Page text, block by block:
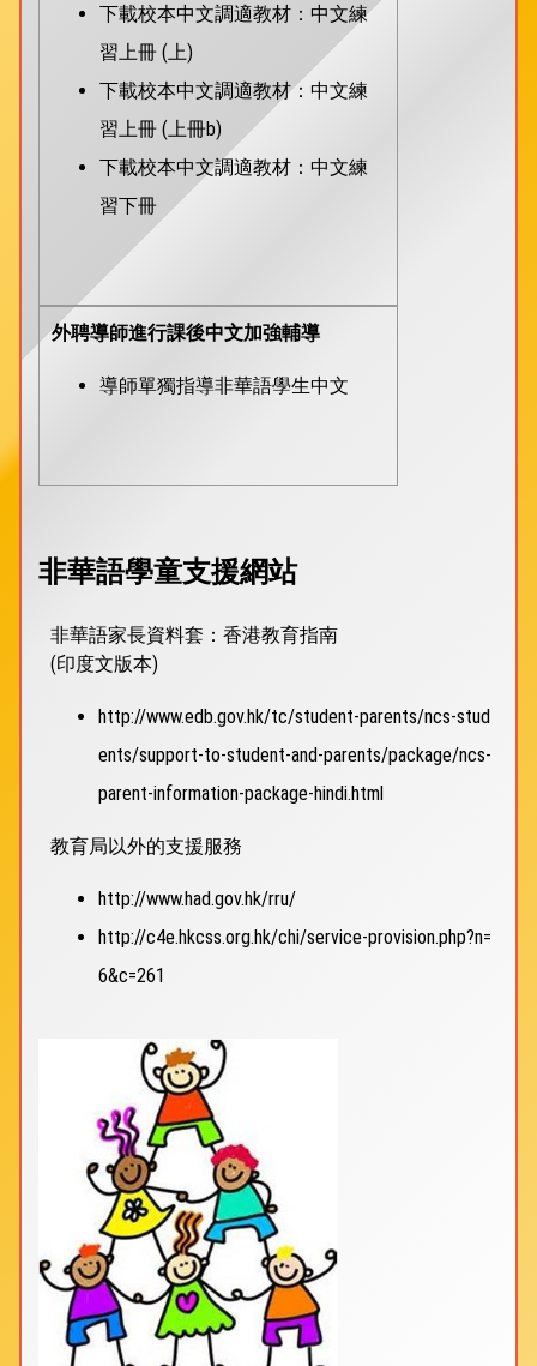
下載校本中文調適教材：中文練
習上冊 (上)
下載校本中文調適教材：中文練
習上冊 (上冊b)
下載校本中文調適教材：中文練
習下冊
外聘導師進行課後中文加強輔導
導師單獨指導非華語學生中文
非華語學童支援網站
非華語家長資料套：香港教育指南
(印度文版本)
http://www.edb.gov.hk/tc/student-parents/ncs-stud
ents/support-to-student-and-parents/package/ncs-
parent-information-package-hindi.html
教育局以外的支援服務
http://www.had.gov.hk/rru/
http://c4e.hkcss.org.hk/chi/service-provision.php?n=
6&c=261